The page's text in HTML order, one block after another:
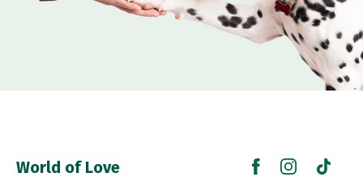
World of Love